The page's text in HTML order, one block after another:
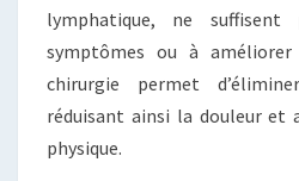
lymphatique, ne
symptômes ou à
chirurgie permet
réduisant ainsi la douleur et
physique.